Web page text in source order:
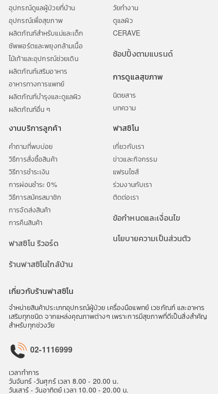
อุปกรณ์ดูแลผู้ป่วยที่บ้าน
อุปกรณ์เพื่อสุขภาพ
ผลิตภัณฑ์สำหรับแม่และเด็ก
ซัพพอร์ตและพยุงกล้ามเนื้อ
ไม้เท้าและอุปกรณ์ช่วยเดิน
ผลิตภัณฑ์เสริมอาหาร
อาหารทางการแพทย์
ผลิตภัณฑ์บำรุงและดูแลผิว
ผลิตภัณฑ์อื่น ๆ
วัยทำงาน
ดูแลผิว
CERAVE
ช้อปปิ้งตามแบรนด์
การดูแลสุขภาพ
นิตยสาร
บทความ
งานบริการลูกค้า
คำถามที่พบบ่อย
วิธีการสั่งซื้อสินค้า
วิธีการชำระเงิน
การผ่อนชำระ 0%
วิธีการสมัครสมาชิก
การจัดส่งสินค้า
การคืนสินค้า
ฟาสซิโน รีวอร์ด
ร้านฟาสซิโนใกล้บ้าน
ฟาสซิโน
เกี่ยวกับเรา
ข่าวและกิจกรรม
แฟรนไซส์
ร่วมงานกับเรา
ติดต่อเรา
ข้อกำหนดและเงื่อนไข
นโยบายความเป็นส่วนตัว
เกี่ยวกับร้านฟาสซิโน
จำหน่ายสินค้าประเภทอุปกรณ์ผู้ป่วย เครื่องมือแพทย์ เวชภัณฑ์ และอาหาร
เสริมทุกชนิด จากแหล่งคุณภาพต่างๆ เพราะการมีสุขภาพที่ดีเป็นสิ่งสำคัญ
สำหรับทุกช่วงวัย
02-1116999
เวลาทำการ
วันจันทร์ -วันศุกร์ เวลา 8.00 - 20.00 น.
วันเสาร์ - วันอาทิตย์ เวลา 10.00 - 20.00 น.